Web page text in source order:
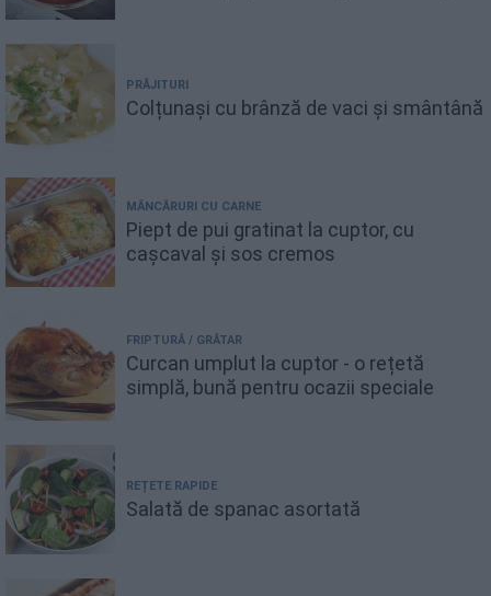
PRĂJITURI
Colțunași cu brânză de vaci și smântână
MÂNCĂRURI CU CARNE
Piept de pui gratinat la cuptor, cu
cașcaval și sos cremos
FRIPTURĂ / GRĂTAR
Curcan umplut la cuptor - o rețetă
simplă, bună pentru ocazii speciale
REȚETE RAPIDE
Salată de spanac asortată